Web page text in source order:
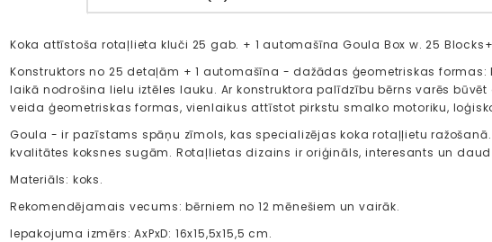
Koka attīstoša rotaļlieta kluči 25 gab. + 1 automašīna Goula Box w. 25
Konstruktors no 25 detaļām + 1 automašīna - dažādas ģeometriskas
laikā nodrošina lielu iztēles lauku. Ar konstruktora palīdzību bērns varēs
veida ģeometriskas formas, vienlaikus attīstot pirkstu smalko motoriku,
Goula - ir pazīstams spāņu zīmols, kas specializējas koka rotaļļietu
kvalitātes koksnes sugām. Rotaļlietas dizains ir oriģināls, interesants un
Materiāls: koks.
Rekomendējamais vecums: bērniem no 12 mēnešiem un vairāk.
Iepakojuma izmērs: AxPxD: 16x15,5x15,5 cm.